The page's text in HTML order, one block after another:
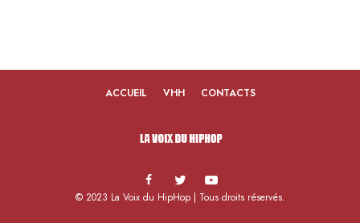
ACCUEIL VHH CONTACTS
© 2023 La Voix du HipHop | Tous droits réservés.